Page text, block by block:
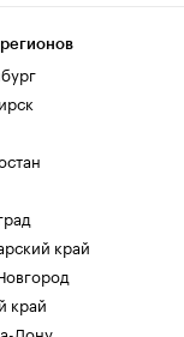
край
край
Дону